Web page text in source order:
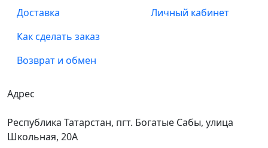
Доставка
Как сделать заказ
Возврат и обмен
Личный кабинет
Адрес
Республика Татарстан, пгт. Богатые Сабы, улица
Школьная, 20А